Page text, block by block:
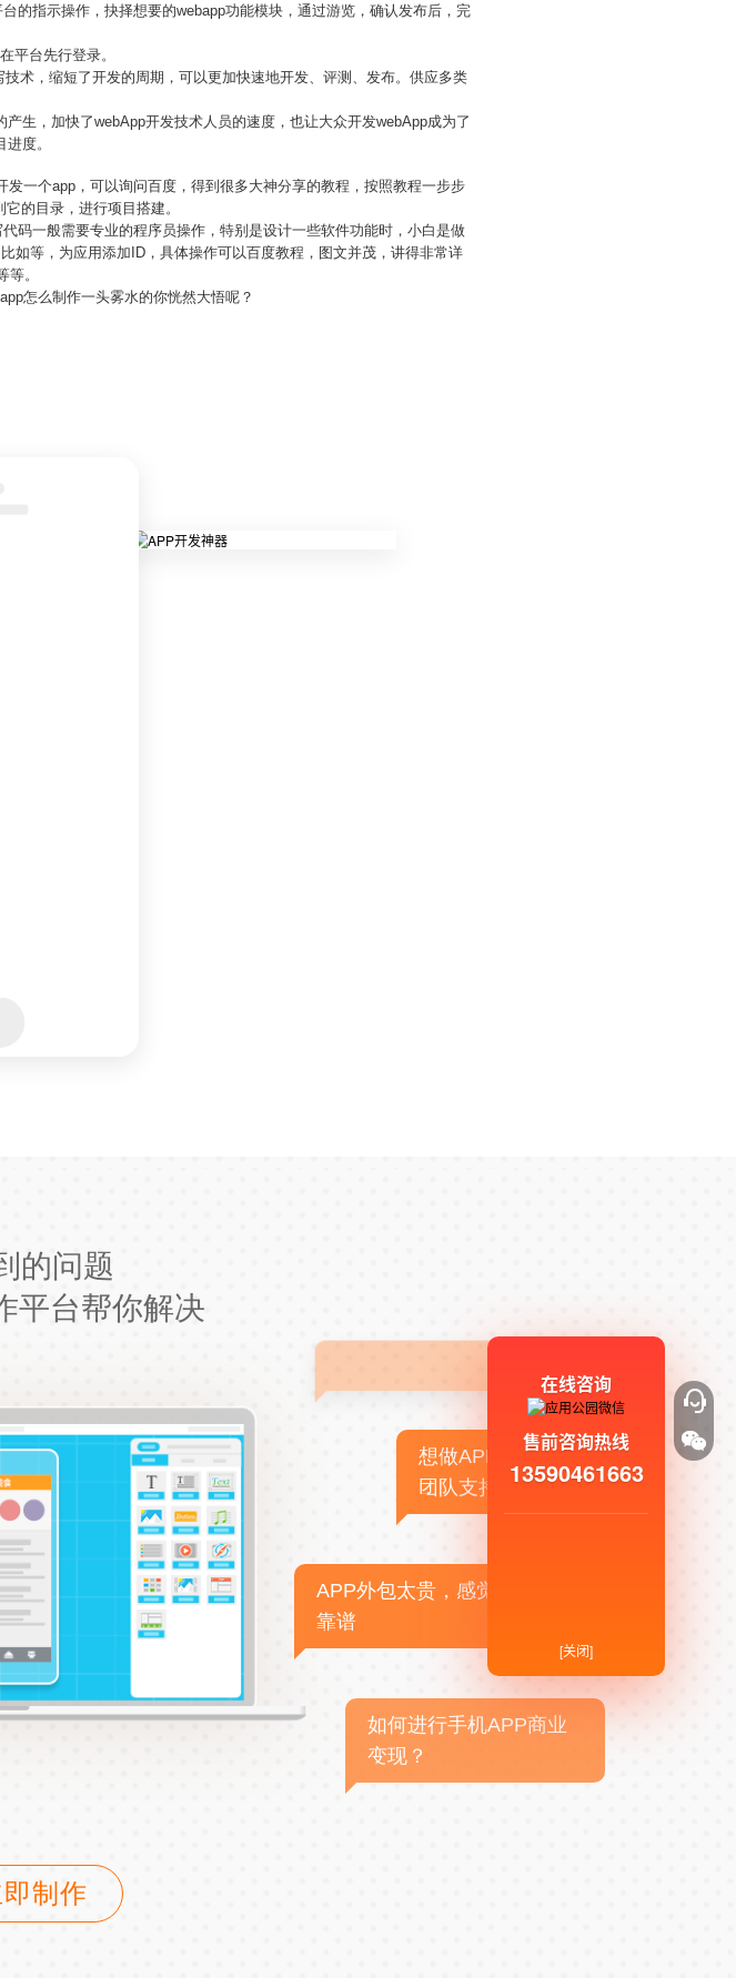
的指示操作，抉择想要的webapp功能模块，通过游览，确认发布后，完
平台先行登录。
术，缩短了开发的周期，可以更加快速地开发、评测、发布。供应多类
生，加快了webApp开发技术人员的速度，也让大众开发webApp成为了
度。
一个app，可以询问百度，得到很多大神分享的教程，按照教程一步步
的目录，进行项目搭建。
码一般需要专业的程序员操作，特别是设计一些软件功能时，小白是做
如等，为应用添加ID，具体操作可以百度教程，图文并茂，讲得非常详
。
怎么制作一头雾水的你恍然大悟呢？
的问题
平台帮你解决
想做APP，但没有技术
团队支持
APP外包太贵，感觉不
靠谱
如何进行手机APP商业
变现？
制作
在线咨询
售前咨询热线
13590461663
[关闭]